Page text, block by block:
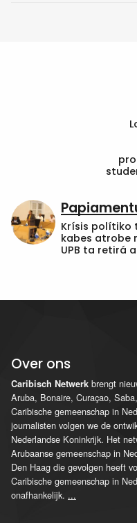
Krísis polítiko
kabes atrobe
UPB ta retirá
Over ons
Caribisch Netwerk brengt
Aruba, Bonaire, Curaçao,
Caribische gemeenschap in
journalisten volgen we de
Nederlandse Koninkrijk. Het
Arubaanse gemeenschap in
Den Haag die gevolgen heeft
Caribische gemeenschap in
onafhankelijk. ...